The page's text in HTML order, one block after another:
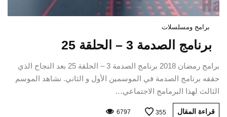
برامج ومسلسلات
برنامج الصدمة 3 – الحلقة 25
برامج رمضان 2018 برنامج الصدمة 3 – الحلقة 25 بعد النجاح الذي
حققه برنامج الصدمة في الموسمين الأول و الثاني. نشاهد الموسم
الثالث لهذا البرمامج الاجتماعي…
قراءة المقال 355
6797